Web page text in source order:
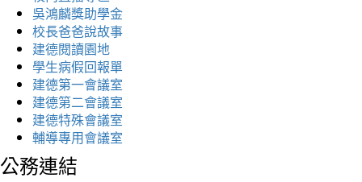
吳鴻麟獎助學金
校長爸爸說故事
建德閱讀園地
學生病假回報單
建德第一會議室
建德第二會議室
建德特殊會議室
輔導專用會議室
公務連結